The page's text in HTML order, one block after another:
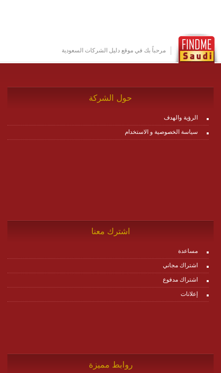
http://www.plutosms.com/zagel
مرحباً بك في موقع دليل الشركات السعودية
حول الشركة
الرؤية والهدف
سياسة الخصوصية و الاستخدام
اشترك معنا
مساعدة
اشتراك مجاني
اشتراك مدفوع
إعلانات
روابط مميزة